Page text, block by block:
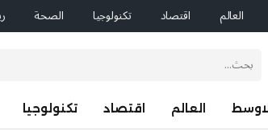
العالم اقتصاد تكنولوجيا الصحة
العالم اقتصاد تكنولوجيا